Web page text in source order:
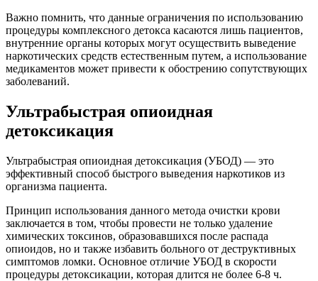
Важно помнить, что данные ограничения по использованию
процедуры комплексного детокса касаются лишь пациентов,
внутренние органы которых могут осуществить выведение
наркотических средств естественным путем, а использование
медикаментов может привести к обострению сопутствующих
заболеваний.
Ультрабыстрая опиоидная
детоксикация
Ультрабыстрая опиоидная детоксикация (УБОД) — это
эффективный способ быстрого выведения наркотиков из
организма пациента.
Принцип использования данного метода очистки крови
заключается в том, чтобы провести не только удаление
химических токсинов, образовавшихся после распада
опиоидов, но и также избавить больного от деструктивных
симптомов ломки. Основное отличие УБОД в скорости
процедуры детоксикации, которая длится не более 6-8 ч.